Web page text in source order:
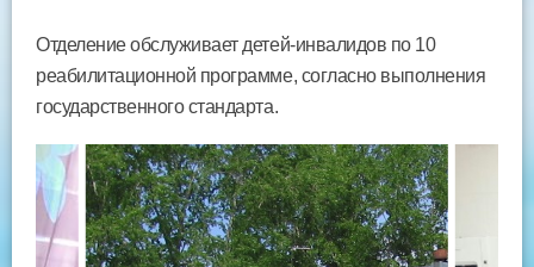
Отделение обслуживает детей-инвалидов по 10
реабилитационной программе, согласно выполнения
государственного стандарта.